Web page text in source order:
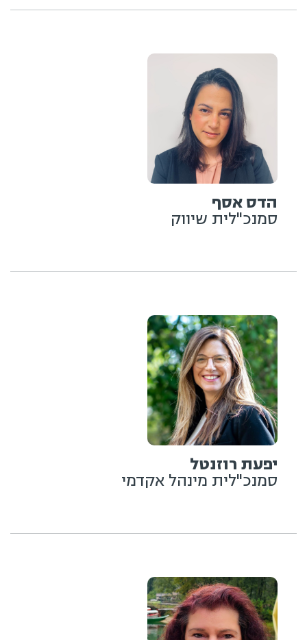
הדס אסף
סמנכ"לית שיווק
יפעת רוזנטל
סמנכ"לית מינהל אקדמי